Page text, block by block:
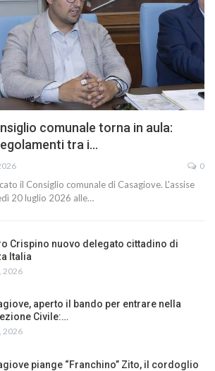
comunale torna in aula:
tra i…
0
il Consiglio comunale di Casagiove. L'assise
20 luglio 2026 alle…
Crispino nuovo delegato cittadino di
Italia
2026
aperto il bando per entrare nella
Civile:…
2026
piange “Franchino” Zito, il cordoglio